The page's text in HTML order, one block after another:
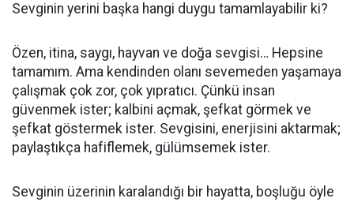
Sevginin yerini başka hangi duygu tamamlayabilir ki?
Özen, itina, saygı, hayvan ve doğa sevgisi… Hepsine
tamamım. Ama kendinden olanı sevemeden yaşamaya
çalışmak çok zor, çok yıpratıcı. Çünkü insan
güvenmek ister; kalbini açmak, şefkat görmek ve
şefkat göstermek ister. Sevgisini, enerjisini aktarmak;
paylaştıkça hafiflemek, gülümsemek ister.
Sevginin üzerinin karalandığı bir hayatta, boşluğu öyle